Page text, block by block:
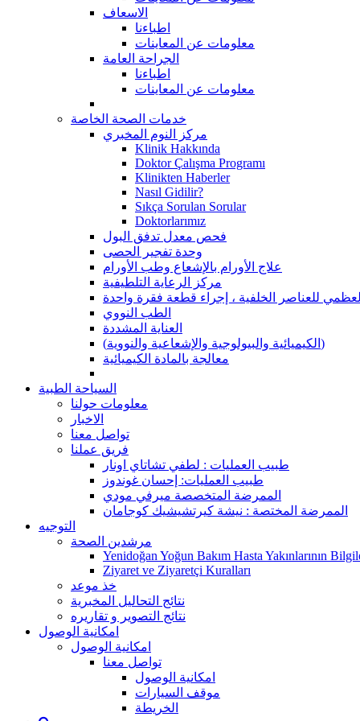
الاسعاف
اطباءنا
معلومات عن المعاينات
الجراحة العامة
اطباءنا
معلومات عن المعاينات
خدمات الصحة الخاصة
مركز النوم المخبري
Klinik Hakkında
Doktor Çalışma Programı
Klinikten Haberler
Nasıl Gidilir?
Sıkça Sorulan Sorular
Doktorlarımız
فحص معدل تدفق البول
وحدة تفجير الحصى
علاج الأورام بالإشعاع وطب الأورام
مركز الرعاية التلطيفية
للعناصر الخلفية ، إجراء قطعة فقرة واحدة
الطب النووي
العناية المشددة
(الكيميائية والبيولوجية والإشعاعية والنووية)
معالجة بالمادة الكيميائية
السياحة الطبية
معلومات حولنا
الاخبار
تواصل معنا
فريق عملنا
طبيب العمليات : لطفي تشاتاي اونار
طبيب العمليات: إحسان غوندوز
الممرضة المتخصصة ميرفي مودي
الممرضة المختصة : نيشة كيرتشيشيك كوجامان
التوجيه
مرشدين الصحة
Yenidoğan Yoğun Bakım Hasta Yakınlarının
Ziyaret ve Ziyaretçi Kuralları
خذ موعد
نتائج التحاليل المخبرية
نتائج التصوير و تقاريره
امكانية الوصول
امكانية الوصول
تواصل معنا
امكانية الوصول
موقف السيارات
الخريطة